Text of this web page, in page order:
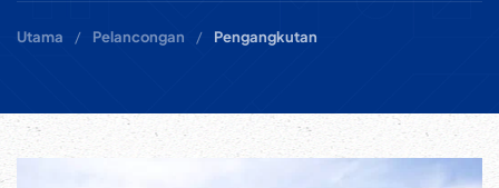
Utama Pelancongan Pengangkutan